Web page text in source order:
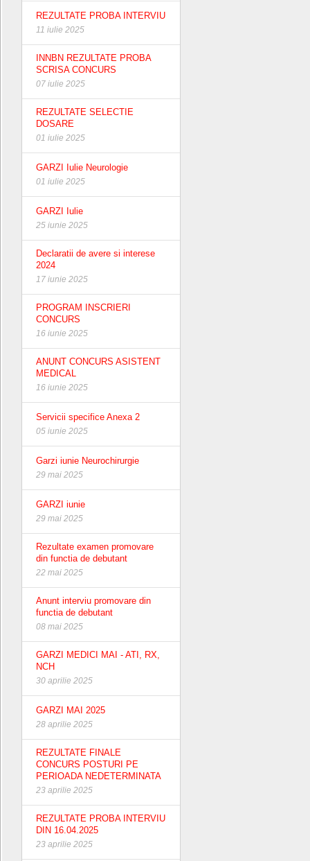
REZULTATE PROBA INTERVIU
11 iulie 2025
INNBN REZULTATE PROBA
SCRISA CONCURS
07 iulie 2025
REZULTATE SELECTIE
DOSARE
01 iulie 2025
GARZI Iulie Neurologie
01 iulie 2025
GARZI Iulie
25 iunie 2025
Declaratii de avere si interese
2024
17 iunie 2025
PROGRAM INSCRIERI
CONCURS
16 iunie 2025
ANUNT CONCURS ASISTENT
MEDICAL
16 iunie 2025
Servicii specifice Anexa 2
05 iunie 2025
Garzi iunie Neurochirurgie
29 mai 2025
GARZI iunie
29 mai 2025
Rezultate examen promovare
din functia de debutant
22 mai 2025
Anunt interviu promovare din
functia de debutant
08 mai 2025
GARZI MEDICI MAI - ATI, RX,
NCH
30 aprilie 2025
GARZI MAI 2025
28 aprilie 2025
REZULTATE FINALE
CONCURS POSTURI PE
PERIOADA NEDETERMINATA
23 aprilie 2025
REZULTATE PROBA INTERVIU
DIN 16.04.2025
23 aprilie 2025